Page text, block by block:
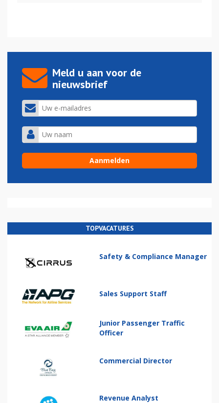
Meld u aan voor de
nieuwsbrief
TOPVACATURES
Safety & Compliance Manager
Sales Support Staff
Junior Passenger Traffic
Officer
Commercial Director
Revenue Analyst